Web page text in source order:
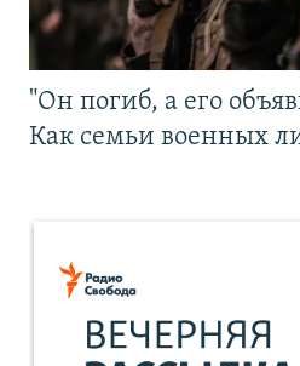
"Он погиб, а его
Как семьи военных